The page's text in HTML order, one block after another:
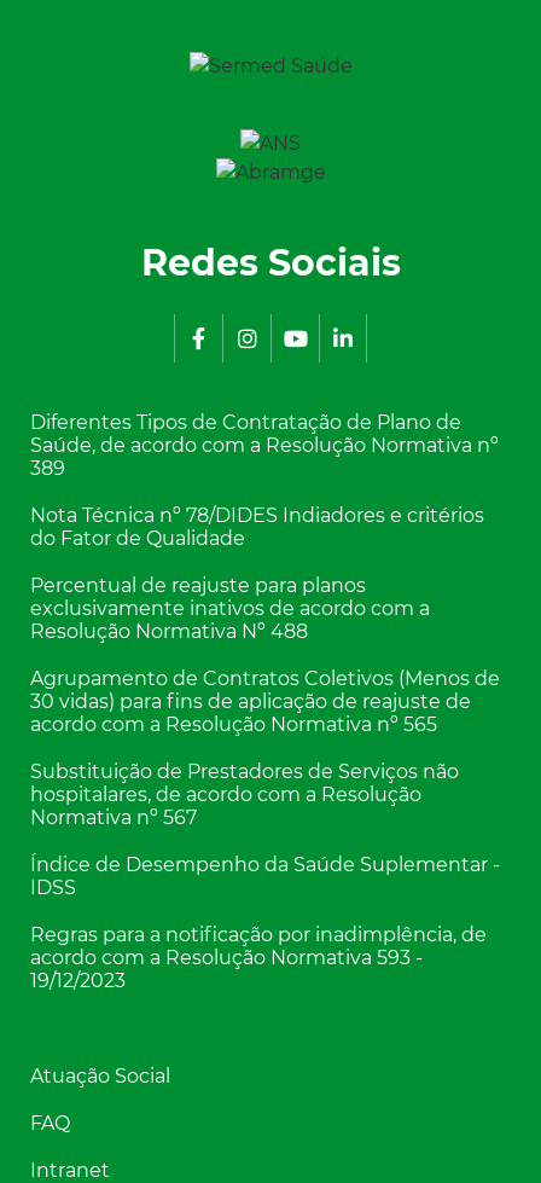
Redes Sociais
Diferentes Tipos de Contratação de Plano de
Saúde, de acordo com a Resolução Normativa nº
389
Nota Técnica nº 78/DIDES Indiadores e critérios
do Fator de Qualidade
Percentual de reajuste para planos
exclusivamente inativos de acordo com a
Resolução Normativa Nº 488
Agrupamento de Contratos Coletivos (Menos de
30 vidas) para fins de aplicação de reajuste de
acordo com a Resolução Normativa nº 565
Substituição de Prestadores de Serviços não
hospitalares, de acordo com a Resolução
Normativa nº 567
Índice de Desempenho da Saúde Suplementar -
IDSS
Regras para a notificação por inadimplência, de
acordo com a Resolução Normativa 593 -
19/12/2023
Atuação Social
FAQ
Intranet